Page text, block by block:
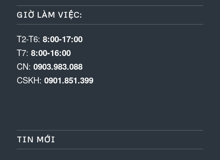
GIỜ LÀM VIỆC:
T2-T6: 8:00-17:00
T7: 8:00-16:00
CN: 0903.983.088
CSKH: 0901.851.399
TIN MỚI